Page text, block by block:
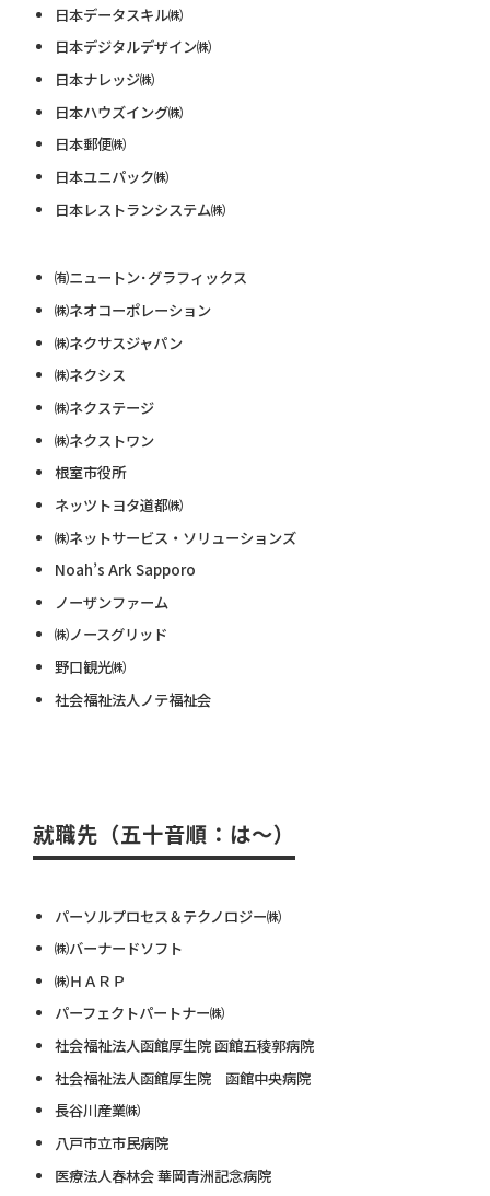
日本データスキル㈱
日本デジタルデザイン㈱
日本ナレッジ㈱
日本ハウズイング㈱
日本郵便㈱
日本ユニパック㈱
日本レストランシステム㈱
㈲ニュートン･グラフィックス
㈱ネオコーポレーション
㈱ネクサスジャパン
㈱ネクシス
㈱ネクステージ
㈱ネクストワン
根室市役所
ネッツトヨタ道都㈱
㈱ネットサービス・ソリューションズ
Noah’s Ark Sapporo
ノーザンファーム
㈱ノースグリッド
野口観光㈱
社会福祉法人ノテ福祉会
就職先（五十音順：は～）
パーソルプロセス＆テクノロジー㈱
㈱バーナードソフト
㈱ＨＡＲＰ
パーフェクトパートナー㈱
社会福祉法人函館厚生院 函館五稜郭病院
社会福祉法人函館厚生院 函館中央病院
長谷川産業㈱
八戸市立市民病院
医療法人春林会 華岡青洲記念病院